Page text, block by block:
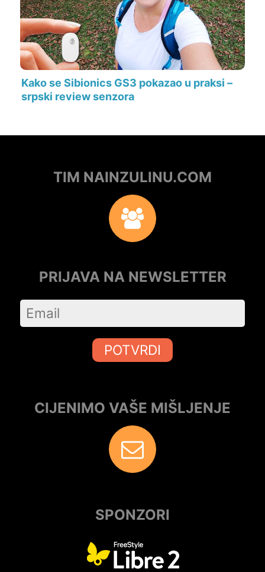
Kako se Sibionics GS3 pokazao u praksi –
srpski review senzora
TIM NAINZULINU.COM
PRIJAVA NA NEWSLETTER
POTVRDI
CIJENIMO VAŠE MIŠLJENJE
SPONZORI